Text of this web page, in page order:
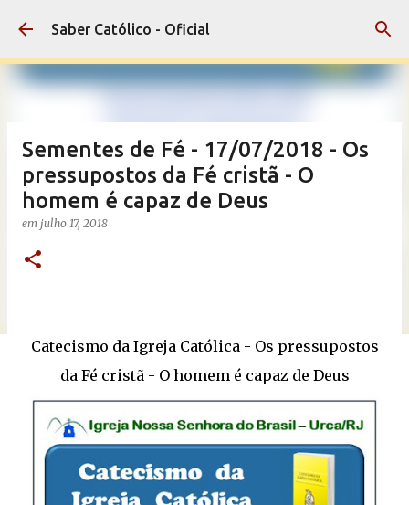
Pular para o conteúdo principal
Saber Católico - Oficial
Sementes de Fé - 17/07/2018 - Os
pressupostos da Fé cristã - O
homem é capaz de Deus
em julho 17, 2018
Catecismo da Igreja Católica - Os pressupostos
da Fé cristã - O homem é capaz de Deus